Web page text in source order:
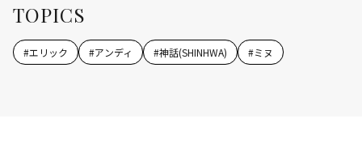
TOPICS
#エリック #アンディ #神話(SHINHWA) #ミヌ